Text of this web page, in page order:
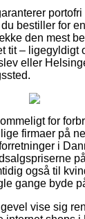
bestiller for
den mest
tit – ligegyldigt
eller
for
firmaer på
i
også til
gange byde
vise sig